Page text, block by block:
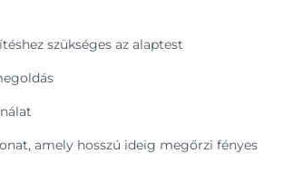
szükséges az alaptest
amely hosszú ideig megőrzi fényes